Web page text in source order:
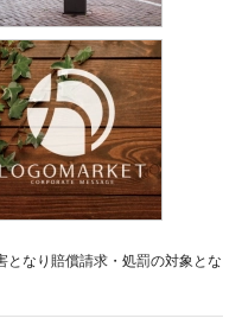
なり賠償請求・処罰の対象とな